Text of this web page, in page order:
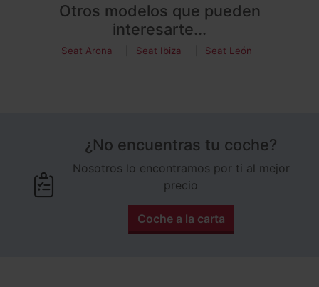
Otros modelos que pueden
interesarte...
Seat Arona Seat Ibiza Seat León
¿No encuentras tu coche?
Nosotros lo encontramos por ti al mejor
precio
Coche a la carta